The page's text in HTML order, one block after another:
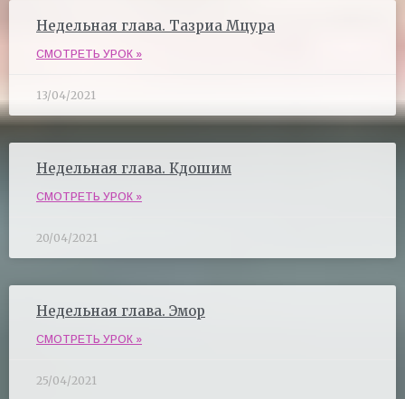
Недельная глава. Тазриа Мцура
СМОТРЕТЬ УРОК »
13/04/2021
Недельная глава. Кдошим
СМОТРЕТЬ УРОК »
20/04/2021
Недельная глава. Эмор
СМОТРЕТЬ УРОК »
25/04/2021